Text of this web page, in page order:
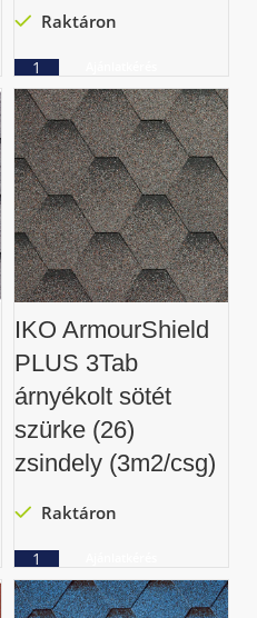
Raktáron
IKO ArmourShield
PLUS 3Tab
árnyékolt sötét
szürke (26)
zsindely (3m2/csg)
Raktáron